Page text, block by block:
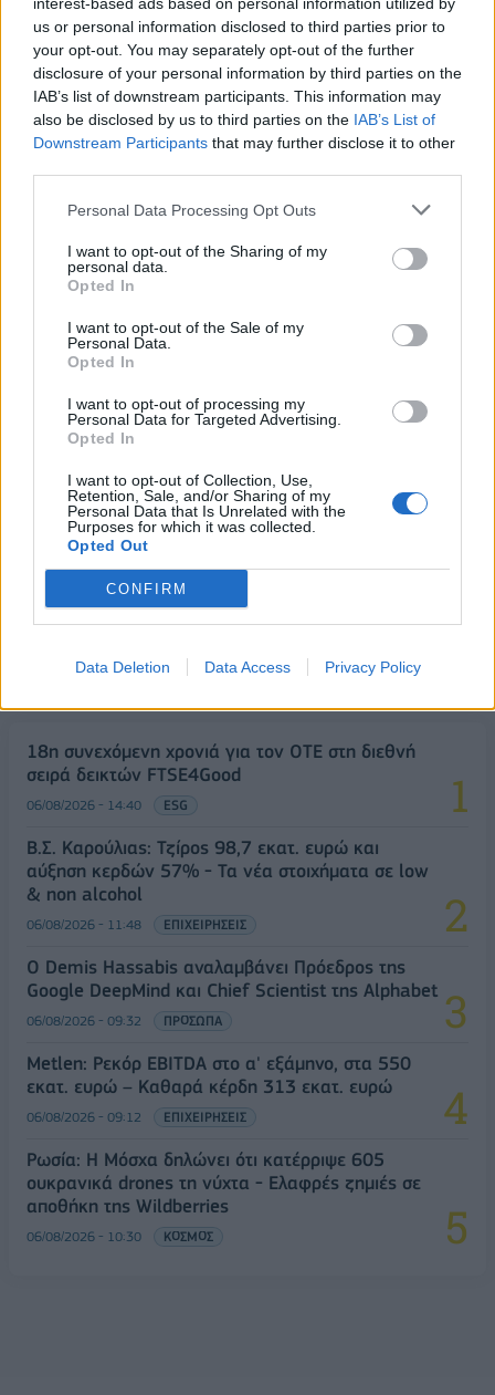
us or personal information disclosed to third parties prior to
your opt-out. You may separately opt-out of the further
disclosure of your personal information by third parties on the
IAB’s list of downstream participants. This information may
also be disclosed by us to third parties on the IAB’s List of
Downstream Participants that may further disclose it to other
Personal Data Processing Opt Outs
I want to opt-out of the Sharing of my
personal data.
Opted In
I want to opt-out of the Sale of my
Personal Data.
Opted In
I want to opt-out of processing my
Personal Data for Targeted Advertising.
Opted In
I want to opt-out of Collection, Use,
Retention, Sale, and/or Sharing of my
Personal Data that Is Unrelated with the
Purposes for which it was collected.
Opted Out
CONFIRM
Data Deletion Data Access Privacy Policy
Οι ελληνικές scale-ups επιχειρήσεις στρέφονται
στην ανάπτυξη - Μεγαλύτερη πρόκληση η
προσέλκυση πελατών
ΕΠΙΧΕΙΡΗΣΕΙΣ
Χρηματιστήριο: Στις 2.627,95 μονάδες ο Γενικός
Δείκτης Τιμών, με άνοδο 0,15%
06/08/2026 - 15:46 ΟΙΚΟΝΟΜΙΑ
ΥΠΑΑΤ: Αποζημιώσεις 38,1 εκατ. ευρώ σε
κτηνοτρόφους για ευλογιά, πανώλη και αφθώδη
πυρετό
06/08/2026 - 15:33 ΟΙΚΟΝΟΜΙΑ
Στ. Παπασταύρου: Άμεσα αντιδιαβρωτικά έργα στη
06/08/2026 - 15:17 ΠΟΛΙΤΙΚΗ
ΔΗΜΟΦΙΛΗ
18η συνεχόμενη χρονιά για τον ΟΤΕ στη διεθνή
σειρά δεικτών FTSE4Good
06/08/2026 - 14:40 ESG
Β.Σ. Καρούλιας: Τζίρος 98,7 εκατ. ευρώ και
αύξηση κερδών 57% - Τα νέα στοιχήματα σε low
& non alcohol
06/08/2026 - 11:48 ΕΠΙΧΕΙΡΗΣΕΙΣ
Ο Demis Hassabis αναλαμβάνει Πρόεδρος της
Google DeepMind και Chief Scientist της Alphabet
06/08/2026 - 09:32 ΠΡΟΣΩΠΑ
Metlen: Ρεκόρ EBITDA στο α' εξάμηνο, στα 550
εκατ. ευρώ – Καθαρά κέρδη 313 εκατ. ευρώ
06/08/2026 - 09:12 ΕΠΙΧΕΙΡΗΣΕΙΣ
Ρωσία: Η Μόσχα δηλώνει ότι κατέρριψε 605
ουκρανικά drones τη νύχτα - Ελαφρές ζημιές σε
αποθήκη της Wildberries
06/08/2026 - 10:30 ΚΟΣΜΟΣ